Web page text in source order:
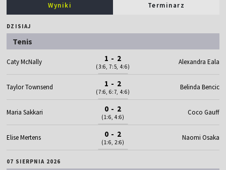
Wyniki Terminarz
DZISIAJ
Tenis
Caty McNally 1 - 2
(3:6, 7:5, 4:6)
Alexandra Eala
Taylor Townsend 1 - 2
(7:6, 6:7, 4:6)
Belinda Bencic
Maria Sakkari 0 - 2
(1:6, 4:6)
Coco Gauff
Elise Mertens 0 - 2
(1:6, 2:6)
Naomi Osaka
07 SIERPNIA 2026